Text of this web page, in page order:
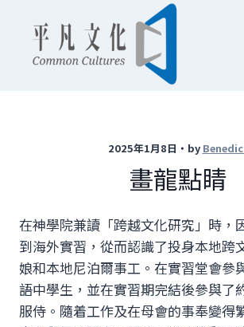
content
2025年1月8日‧by
畫龍點睛
在神學院兼讀「跨越文化研究」時，
到海外實習，從而認識了投身本地跨
娘和本地尼泊爾事工。在實習堂會參
語中學生，並在實習期完結後參與了
服侍。隨着工作及在母會的事奉變得